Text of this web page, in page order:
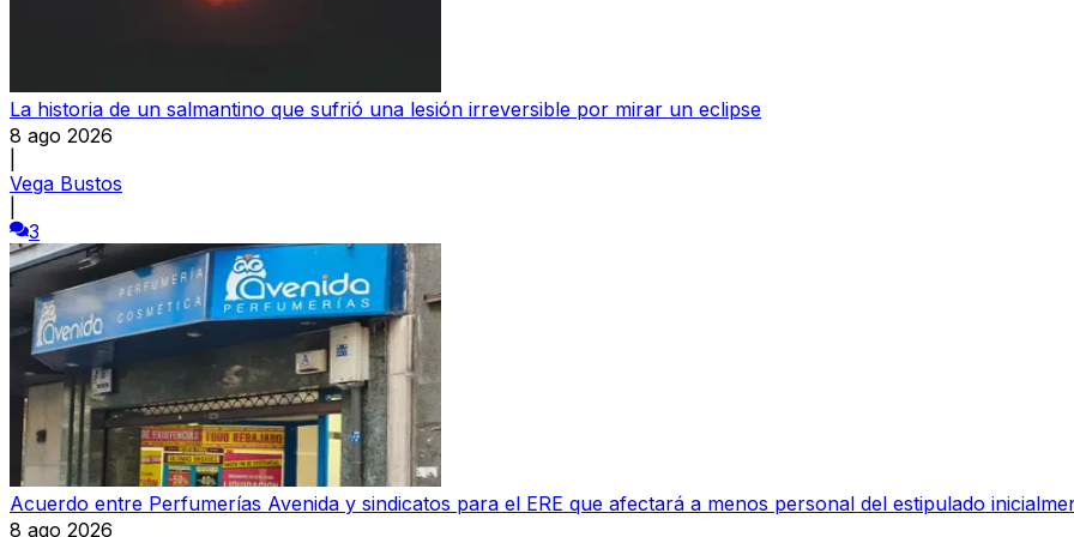
La historia de un salmantino que sufrió una lesión irreversible por mirar un eclipse
8 ago 2026
Vega Bustos
3
Acuerdo entre Perfumerías Avenida y sindicatos para el ERE que afectará a menos personal del estipulado
8 ago 2026